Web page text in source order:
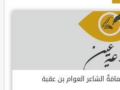
الشاعر العوام بن عقبة